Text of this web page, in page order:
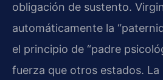
obligación de sustento.
automáticamente la
el principio de “padre
fuerza que otros estados. La